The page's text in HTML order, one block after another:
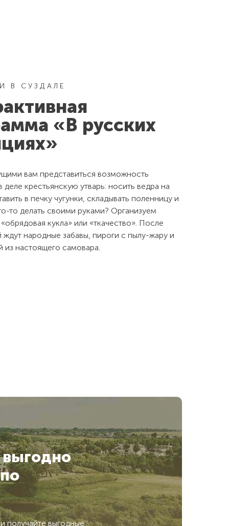
В СУЗДАЛЕ
«В русских
вам представиться возможность
деле крестьянскую утварь: носить ведра на
в печку чугунки, складывать поленницу и
то делать своими руками? Организуем
кукла» или «ткачество». После
ждут народные забавы, пироги с пылу-жару и
из настоящего самовара.
выгодно
по
получайте выгодные